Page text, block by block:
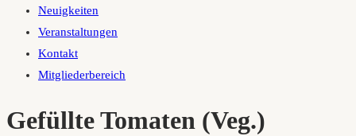
Neuigkeiten
Veranstaltungen
Kontakt
Mitgliederbereich
Gefüllte Tomaten (Veg.)